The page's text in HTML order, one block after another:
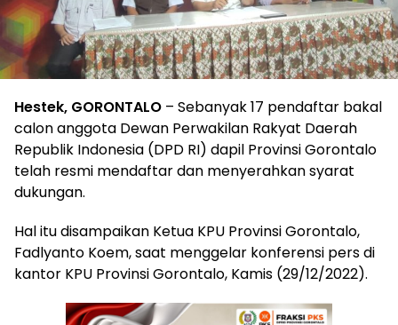
Hestek, GORONTALO – Sebanyak 17 pendaftar bakal
calon anggota Dewan Perwakilan Rakyat Daerah
Republik Indonesia (DPD RI) dapil Provinsi Gorontalo
telah resmi mendaftar dan menyerahkan syarat
dukungan.
Hal itu disampaikan Ketua KPU Provinsi Gorontalo,
Fadlyanto Koem, saat menggelar konferensi pers di
kantor KPU Provinsi Gorontalo, Kamis (29/12/2022).